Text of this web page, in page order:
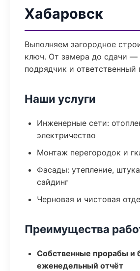
Хабаровск
Выполняем загородное
ключ. От замера до сдачи —
подрядчик и ответственный
Наши услуги
Инженерные сети:
электричество
Монтаж перегородок и
Фасады: утепление,
сайдинг
Черновая и чистовая
Преимущества
Собственные прорабы и
еженедельный отчёт